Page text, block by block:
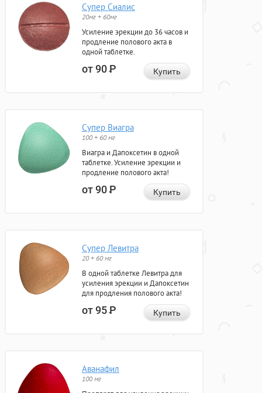
Супер Сиалис
20мг + 60мг
Усиление эрекции до 36 часов и
продление полового акта в
одной таблетке.
от 90Р Купить
Супер Виагра
100 + 60 мг
Виагра и Дапоксетин в одной
таблетке. Усиление эрекции и
продление полового акта!
от 90Р Купить
Супер Левитра
20 + 60 мг
В одной таблетке Левитра для
усиления эрекции и Дапоксетин
для продления полового акта!
от 95Р Купить
Аванафил
100 мг